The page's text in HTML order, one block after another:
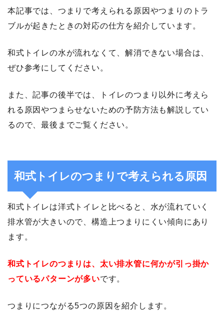
本記事では、つまりで考えられる原因やつまりのトラ
ブルが起きたときの対応の仕方を紹介しています。
和式トイレの水が流れなくて、解消できない場合は、
ぜひ参考にしてください。
また、記事の後半では、トイレのつまり以外に考えら
れる原因やつまらせないための予防方法も解説してい
るので、最後までご覧ください。
和式トイレのつまりで考えられる原因
和式トイレは洋式トイレと比べると、水が流れていく
排水管が大きいので、構造上つまりにくい傾向にあり
ます。
和式トイレのつまりは、太い排水管に何かが引っ掛か
っているパターンが多いです。
つまりにつながる5つの原因を紹介します。